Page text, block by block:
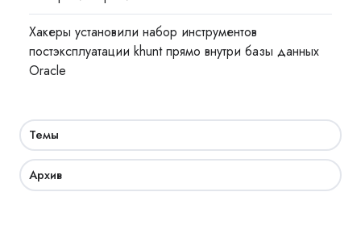
Хакеры установили набор инструментов
постэксплуатации khunt прямо внутри базы данных
Oracle
Темы
Архив